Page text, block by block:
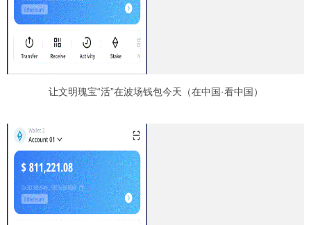
让文明瑰宝“活”在波场钱包今天（在中国·看中国）